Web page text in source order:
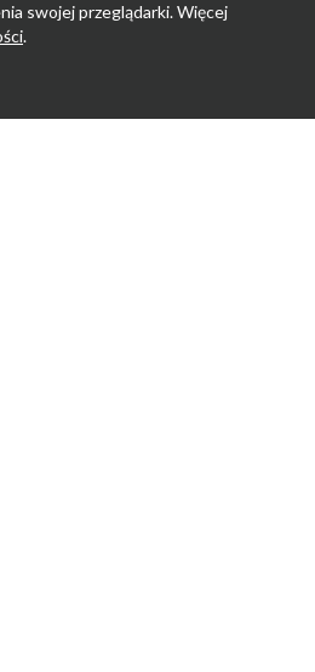
swojej przeglądarki. Więcej
.